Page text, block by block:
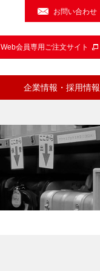
お問い合わせ
Web会員専用ご注文サイト
企業情報・採用情報